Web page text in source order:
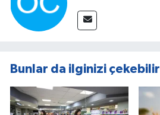
Bunlar da ilginizi çekebilir